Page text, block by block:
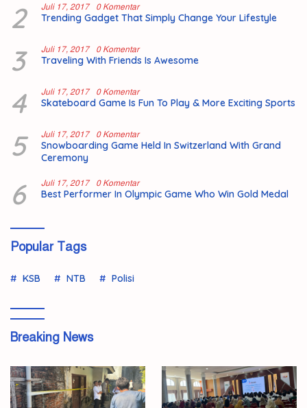
2 Juli 17, 2017 0 Komentar
Trending Gadget That Simply Change Your Lifestyle
3 Juli 17, 2017 0 Komentar
Traveling With Friends Is Awesome
4 Juli 17, 2017 0 Komentar
Skateboard Game Is Fun To Play & More Exciting Sports
5 Juli 17, 2017 0 Komentar
Snowboarding Game Held In Switzerland With Grand
Ceremony
6 Juli 17, 2017 0 Komentar
Best Performer In Olympic Game Who Win Gold Medal
Popular Tags
KSB NTB Polisi
Breaking News